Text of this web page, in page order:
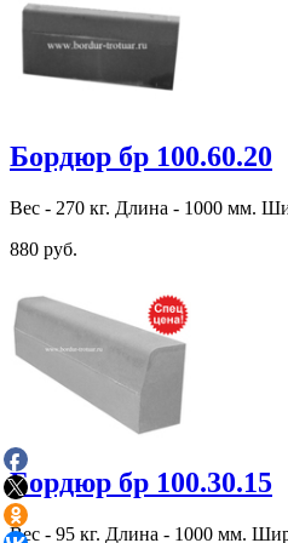
Бордюр бр 100.60.20
Вес - 270 кг. Длина - 1000 мм.
880 руб.
Бордюр бр 100.30.15
Вес - 95 кг. Длина - 1000 мм.